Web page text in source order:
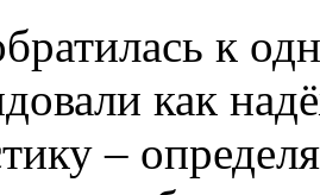
к
как
–